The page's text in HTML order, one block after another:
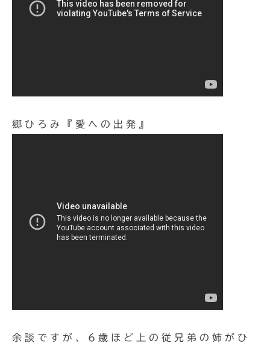
郷ひろみ『愛への出発』
余談ですが、6歳ほど上の従兄弟の姉がひ